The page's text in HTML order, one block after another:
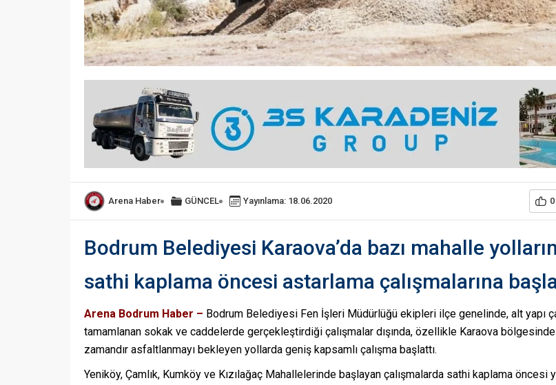
Arena Haber GÜNCEL Yayınlama: 18.06.2020 0
Bodrum Belediyesi Karaova’da bazı mahalle
sathi kaplama öncesi astarlama çalışmalarına
Arena Bodrum Haber – Bodrum Belediyesi Fen İşleri Müdürlüğü ekipleri ilçe genelinde, alt yapı
tamamlanan sokak ve caddelerde gerçekleştirdiği çalışmalar dışında, özellikle Karaova
zamandır asfaltlanmayı bekleyen yollarda geniş kapsamlı çalışma başlattı.
Yeniköy, Çamlık, Kumköy ve Kızılağaç Mahallelerinde başlayan çalışmalarda sathi kaplama öncesi